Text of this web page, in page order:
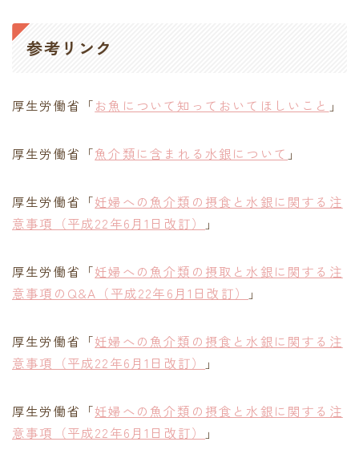
参考リンク
厚生労働省「お魚について知っておいてほしいこと 」
厚生労働省「魚介類に含まれる水銀について 」
厚生労働省「妊婦への魚介類の摂食と水銀に関する注
意事項（平成22年6月1日改訂）
」
厚生労働省「妊婦への魚介類の摂取と水銀に関する注
意事項のQ&A（平成22年6月1日改訂）
」
厚生労働省「妊婦への魚介類の摂食と水銀に関する注
意事項（平成22年6月1日改訂）
」
厚生労働省「妊婦への魚介類の摂食と水銀に関する注
意事項（平成22年6月1日改訂）
」